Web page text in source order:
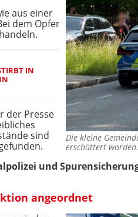
Die kleine
erschüttert
aus einer
dem Opfer
IN
der Presse
sind
und
angeordnet